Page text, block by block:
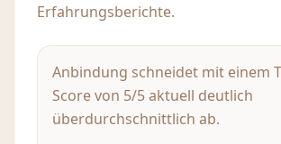
Erfahrungsberichte.
Anbindung schneidet mit einem
Score von 5/5 aktuell deutlich
überdurchschnittlich ab.